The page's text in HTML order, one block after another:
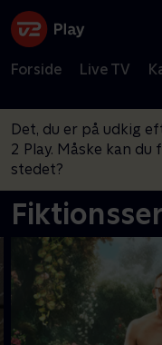
Forside Live TV
Det, du er på udkig
2 Play. Måske kan
stedet?